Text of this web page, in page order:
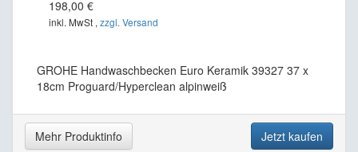
198,00 €
inkl. MwSt , zzgl. Versand
GROHE Handwaschbecken Euro Keramik 39327 37 x
18cm Proguard/Hyperclean alpinweiß
Mehr Produktinfo Jetzt kaufen